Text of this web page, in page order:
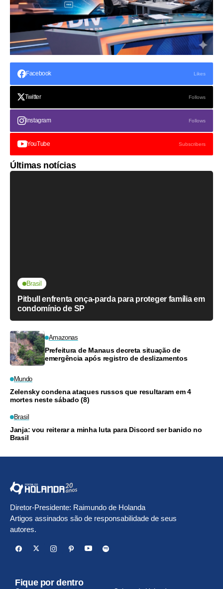
Facebook Likes
Twitter Follows
Instagram Follows
YouTube Subscribers
Últimas notícias
Brasil
Pitbull enfrenta onça-parda para proteger família em
condomínio de SP
Amazonas
Prefeitura de Manaus decreta situação de
emergência após registro de deslizamentos
Mundo
Zelensky condena ataques russos que resultaram em 4
mortes neste sábado (8)
Brasil
Janja: vou reiterar a minha luta para Discord ser banido no
Brasil
Diretor-Presidente: Raimundo de Holanda
Artigos assinados são de responsabilidade de seus
autores.
Fique por dentro